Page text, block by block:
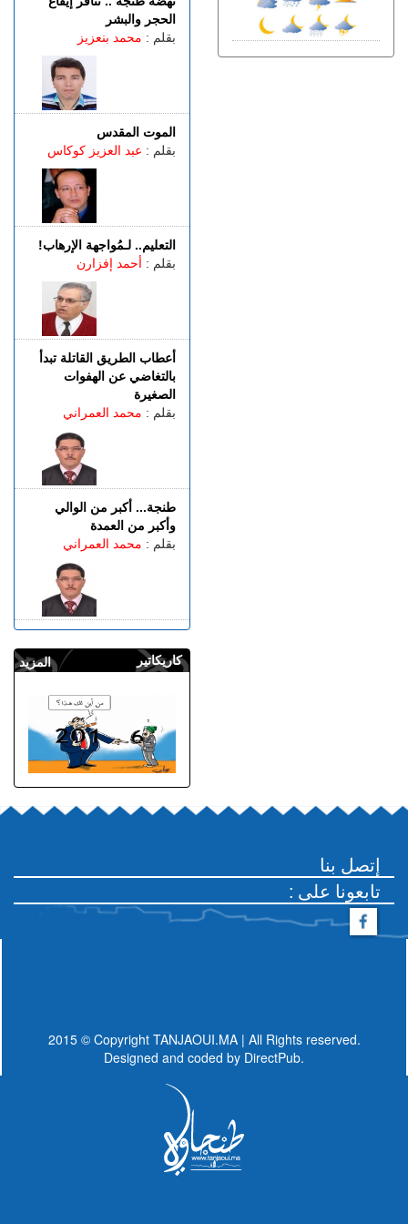
الحجر والبشر
بقلم : محمد بنعزيز
الموت المقدس
بقلم : عبد العزيز كوكاس
التعليم.. لـمُواجهة الإرهاب!
بقلم : أحمد إفزارن
أعطاب الطريق القاتلة تبدأ
بالتغاضي عن الهفوات
الصغيرة
بقلم : محمد العمراني
طنجة... أكبر من الوالي
وأكبر من العمدة
بقلم : محمد العمراني
المزيد كاريكاتير
الجمعة 07 غشت | 18:49
طنجة.. العثور على جثة أربعيني
إتصل بنا
: تابعونا على
2015 © Copyright TANJAOUI.MA | All Rights reserved.
Designed and coded by DirectPub.